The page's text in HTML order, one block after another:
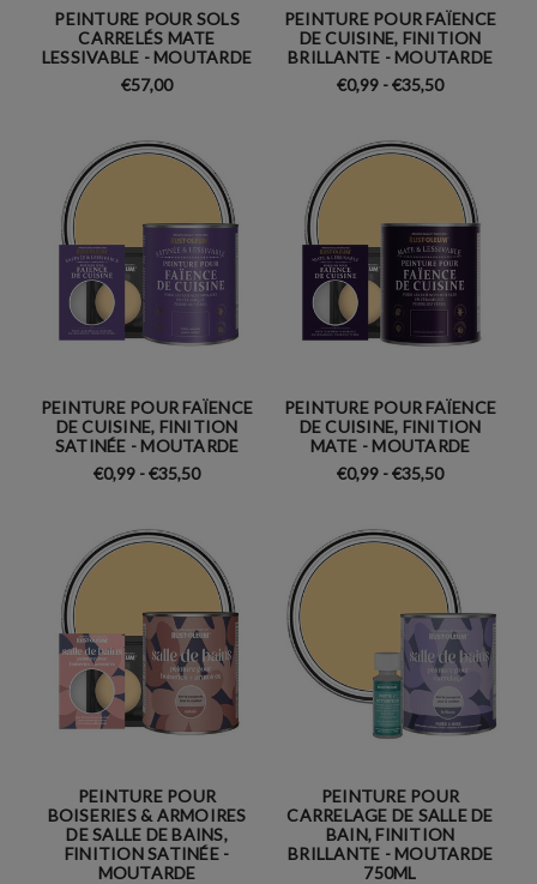
PEINTURE POUR SOLS
CARRELÉS MATE
LESSIVABLE - MOUTARDE
€57,00
PEINTURE POUR FAÏENCE
DE CUISINE, FINITION
BRILLANTE - MOUTARDE
€0,99 - €35,50
PEINTURE POUR FAÏENCE
DE CUISINE, FINITION
SATINÉE - MOUTARDE
€0,99 - €35,50
PEINTURE POUR FAÏENCE
DE CUISINE, FINITION
MATE - MOUTARDE
€0,99 - €35,50
PEINTURE POUR
BOISERIES & ARMOIRES
DE SALLE DE BAINS,
FINITION SATINÉE -
MOUTARDE
PEINTURE POUR
CARRELAGE DE SALLE DE
BAIN, FINITION
BRILLANTE - MOUTARDE
750ML